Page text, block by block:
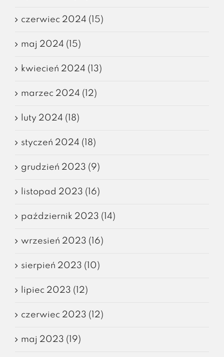
czerwiec 2024 (15)
maj 2024 (15)
kwiecień 2024 (13)
marzec 2024 (12)
luty 2024 (18)
styczeń 2024 (18)
grudzień 2023 (9)
listopad 2023 (16)
październik 2023 (14)
wrzesień 2023 (16)
sierpień 2023 (10)
lipiec 2023 (12)
czerwiec 2023 (12)
maj 2023 (19)